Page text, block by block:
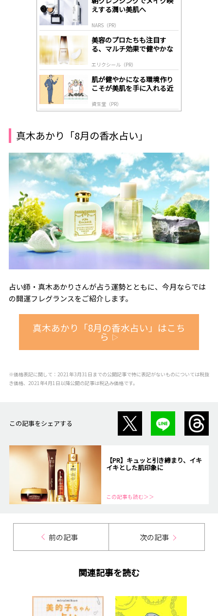
えする潤い美肌へ
NARS（PR）
美容のプロたちも注目す
る、マルチ効果で健やかな
エリクシール（PR）
肌が健やかになる環境作り
こそが美肌を手に入れる近
資生堂（PR）
真木あかり「8月の香水占い」
占い師・真木あかりさんが占う運勢とともに、今月ならでは
の開運フレグランスをご紹介します。
真木あかり「8月の香水占い」はこち
ら ▷
※価格表記に関して：2021年3月31日までの公開記事で特に表記がないものについては税抜
き価格、2021年4月1日以降公開の記事は税込み価格です。
この記事をシェアする
【PR】キュッと引き締まり、イキ
イキとした肌印象に
この記事も読む＞＞
前の記事 次の記事
関連記事を読む